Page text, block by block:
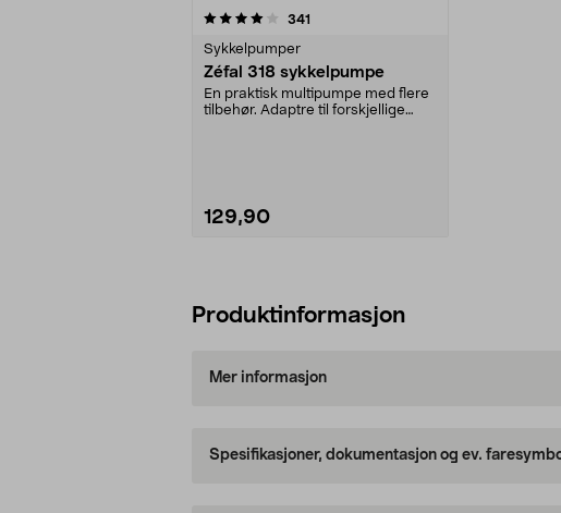
341
Sykkelpumper
Zéfal 318 sykkelpumpe
En praktisk multipumpe med flere
tilbehør. Adaptre til forskjellige
129,90
Produktinformasjon
Mer informasjon
Spesifikasjoner, dokumentasjon og ev.